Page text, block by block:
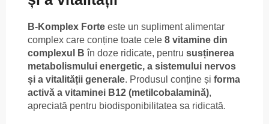
B-Komplex Forte este un supliment alimentar
complex care conține toate cele 8 vitamine din
complexul B în doze ridicate, pentru susținerea
metabolismului energetic, a sistemului nervos
și a vitalității generale. Produsul conține și forma
activă a vitaminei B12 (metilcobalamină),
apreciată pentru biodisponibilitatea sa ridicată.